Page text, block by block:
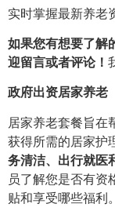
实时掌握最新养老
如果您有想要了解
迎留言或者评论！
政府出资居家养老
居家养老套餐旨在
获得所需的居家护
务清洁、出行就医
员了解您是否有资
贴和享受哪些福利。